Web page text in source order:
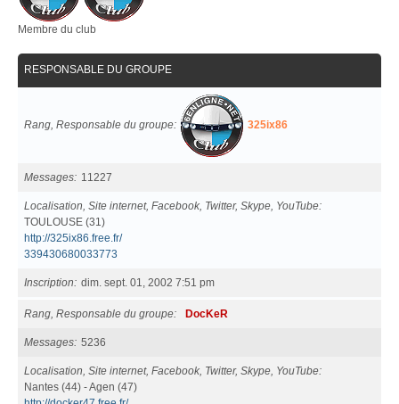
Membre du club
RESPONSABLE DU GROUPE
Rang, Responsable du groupe 325ix86
Messages 11227
Localisation, Site internet, Facebook, Twitter, Skype, YouTube
TOULOUSE (31)
http://325ix86.free.fr/
339430680033773
Inscription dim. sept. 01, 2002 7:51 pm
Rang, Responsable du groupe DocKeR
Messages 5236
Localisation, Site internet, Facebook, Twitter, Skype, YouTube
Nantes (44) - Agen (47)